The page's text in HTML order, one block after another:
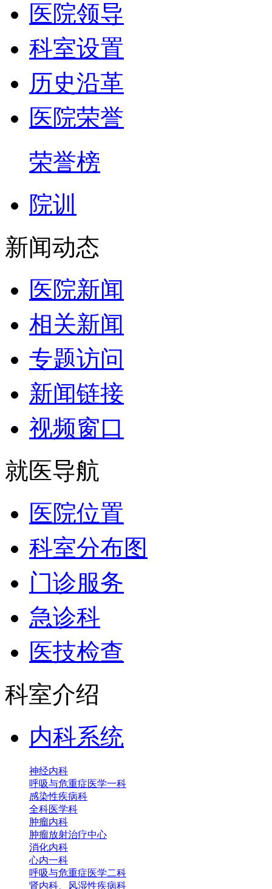
医院领导
科室设置
历史沿革
医院荣誉
荣誉榜
院训
新闻动态
医院新闻
相关新闻
专题访问
新闻链接
视频窗口
就医导航
医院位置
科室分布图
门诊服务
急诊科
医技检查
科室介绍
内科系统
神经内科
呼吸与危重症医学一科
感染性疾病科
全科医学科
肿瘤内科
肿瘤放射治疗中心
消化内科
心内一科
呼吸与危重症医学二科
肾内科、风湿性疾病科